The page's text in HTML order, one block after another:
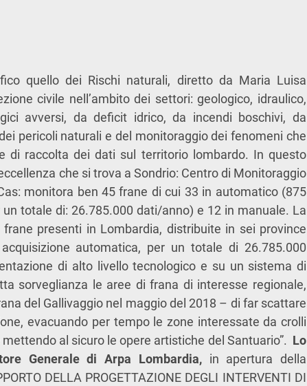
quello dei Rischi naturali, diretto da Maria Luisa
civile nell’ambito dei settori: geologico, idraulico,
avversi, da deficit idrico, da incendi boschivi, da
pericoli naturali e del monitoraggio dei fenomeni che
di raccolta dei dati sul territorio lombardo. In questo
che si trova a Sondrio: Centro di Monitoraggio
monitora ben 45 frane di cui 33 in automatico (875
totale di: 26.785.000 dati/anno) e 12 in manuale. La
frane presenti in Lombardia, distribuite in sei province
automatica, per un totale di 26.785.000
di alto livello tecnologico e su un sistema di
sorveglianza le aree di frana di interesse regionale,
del Gallivaggio nel maggio del 2018 – di far scattare
evacuando per tempo le zone interessate da crolli
al sicuro le opere artistiche del Santuario”. Lo
Generale di Arpa Lombardia, in apertura della
DELLA PROGETTAZIONE DEGLI INTERVENTI DI